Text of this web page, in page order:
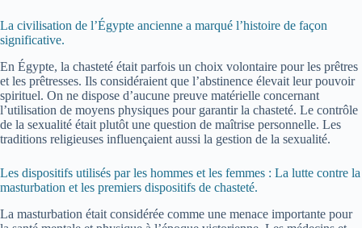
La civilisation de l’Égypte ancienne a marqué l’histoire de façon
significative.
En Égypte, la chasteté était parfois un choix volontaire pour les prêtres
et les prêtresses. Ils considéraient que l’abstinence élevait leur pouvoir
spirituel. On ne dispose d’aucune preuve matérielle concernant
l’utilisation de moyens physiques pour garantir la chasteté. Le contrôle
de la sexualité était plutôt une question de maîtrise personnelle. Les
traditions religieuses influençaient aussi la gestion de la sexualité.
Les dispositifs utilisés par les hommes et les femmes : La lutte contre la
masturbation et les premiers dispositifs de chasteté.
La masturbation était considérée comme une menace importante pour